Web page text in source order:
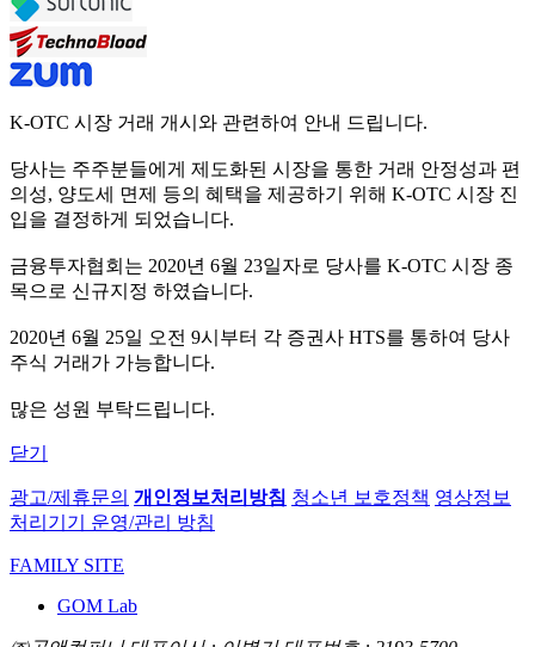
K-OTC 시장 거래 개시와 관련하여 안내 드립니다.
당사는 주주분들에게 제도화된 시장을 통한 거래 안정성과 편
의성, 양도세 면제 등의 혜택을 제공하기 위해 K-OTC 시장 진
입을 결정하게 되었습니다.
금융투자협회는 2020년 6월 23일자로 당사를 K-OTC 시장 종
목으로 신규지정 하였습니다.
2020년 6월 25일 오전 9시부터 각 증권사 HTS를 통하여 당사
주식 거래가 가능합니다.
많은 성원 부탁드립니다.
닫기
광고/제휴문의 개인정보처리방침 청소년 보호정책 영상정보
처리기기 운영/관리 방침
FAMILY SITE
GOM Lab